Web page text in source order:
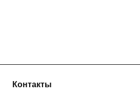
Контакты